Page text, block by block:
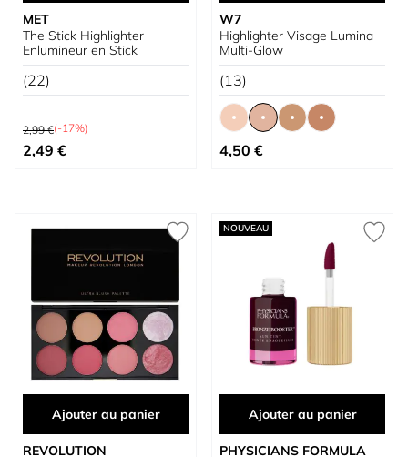
MET
The Stick Highlighter
Enlumineur en Stick
(22)
Prix normal
2,99 €(-17%)
Prix spécial
2,49 €
W7
Highlighter Visage Lumina
Multi-Glow
(13)
À partir de
4,50 €
Ajouter au panier
REVOLUTION
NOUVEAU
Ajouter au panier
PHYSICIANS FORMULA